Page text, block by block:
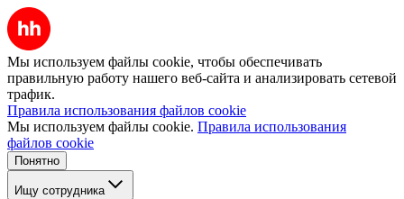
Мы используем файлы cookie, чтобы обеспечивать
правильную работу нашего веб-сайта и анализировать сетевой
трафик.
Правила использования файлов cookie
Мы используем файлы cookie. Правила использования
файлов cookie
Понятно
Ищу сотрудника